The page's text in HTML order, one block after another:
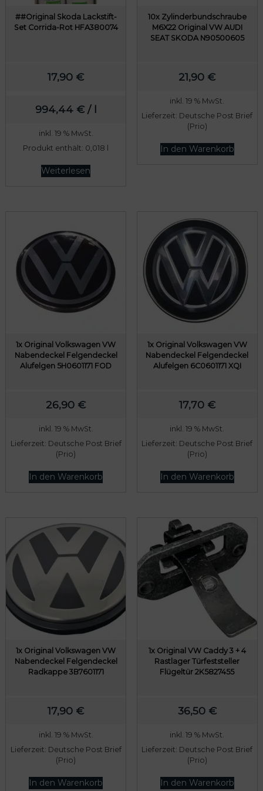
##Original Skoda Lackstift-
Set Corrida-Rot HFA380074
17,90 €
994,44 €/
inkl. 19 % MwSt.
Produkt enthält: 0,018
Weiterlesen
10x Zylinderbundschraube
M6X22 Original VW AUDI
SEAT SKODA N90500605
21,90 €
inkl. 19 % MwSt.
Lieferzeit: Deutsche Post Brief
(Prio)
In den Warenkorb
1x Original Volkswagen VW
Nabendeckel Felgendeckel
Alufelgen 5H0601171 FOD
26,90 €
inkl. 19 % MwSt.
Lieferzeit: Deutsche Post Brief
(Prio)
In den Warenkorb
1x Original Volkswagen VW
Nabendeckel Felgendeckel
Alufelgen 6C0601171 XQI
17,70 €
inkl. 19 % MwSt.
Lieferzeit: Deutsche Post Brief
(Prio)
In den Warenkorb
1x Original Volkswagen VW
Nabendeckel Felgendeckel
Radkappe 3B7601171
17,90 €
inkl. 19 % MwSt.
Lieferzeit: Deutsche Post Brief
(Prio)
In den Warenkorb
1x Original VW Caddy 3 + 4
Rastlager Türfeststeller
Flügeltür 2K5827455
36,50 €
inkl. 19 % MwSt.
Lieferzeit: Deutsche Post Brief
(Prio)
In den Warenkorb